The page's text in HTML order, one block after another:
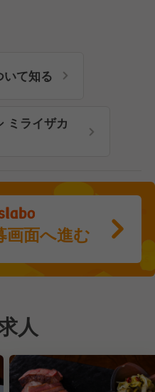
いて知る
ミライザカ
画面へ進む
人